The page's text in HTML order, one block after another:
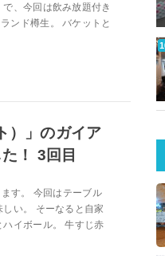
、今回は飲み放題付き
ンド樽生。 バケットと
）」のガイア
！ 3回目
す。 今回はテーブル
い。 そーなると自家
イボール。 牛すじ赤